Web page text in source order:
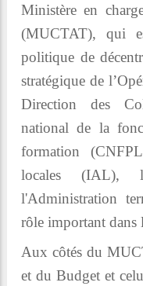
Ministère en
(MUCTAT), qui
politique de
stratégique de
Direction des
national de la
formation
locales (IAL),
l'Administration
rôle important dans
Aux côtés du
et du Budget et